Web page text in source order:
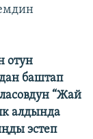
отун
баштап
“Жай
алдында
эстеп